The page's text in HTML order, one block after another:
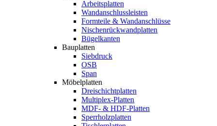
Arbeitsplatten
Wandanschlussleisten
Formteile & Wandanschlüsse
Nischenrückwandplatten
Bügelkanten
Bauplatten
Siebdruck
OSB
Span
Möbelplatten
Dreischichtplatten
Multiplex-Platten
MDF- & HDF-Platten
Sperrholzplatten